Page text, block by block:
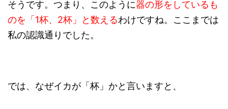
そうです。つまり、このように器の形をしているも
のを「1杯、2杯」と数えるわけですね。ここまでは
私の認識通りでした。
では、なぜイカが「杯」かと言いますと、